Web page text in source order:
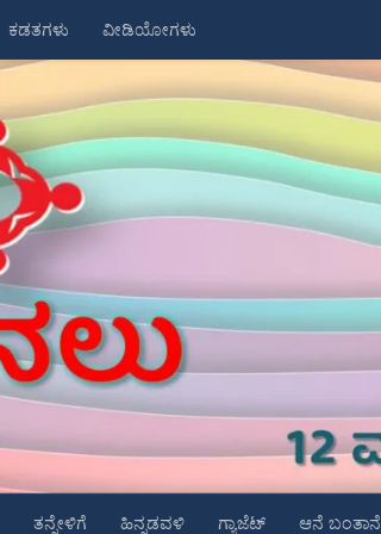
ಕಡತಗಳು ವೀಡಿಯೋಗಳು
ತನ್ನೇಳಿಗೆ ಹಿನ್ನಡವಳಿ ಗ್ಯಾಜೆಟ್ ಆನೆ ಬಂತಾನೆ